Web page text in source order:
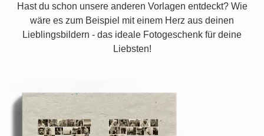
Hast du schon unsere anderen Vorlagen entdeckt? Wie
wäre es zum Beispiel mit einem Herz aus deinen
Lieblingsbildern - das ideale Fotogeschenk für deine
Liebsten!